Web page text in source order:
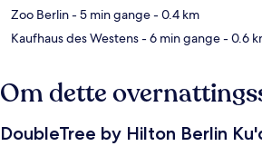
Zoo Berlin- 5 min gange- 0.4 km
Kaufhaus des Westens- 6 min gange- 0.6
Om dette
DoubleTree by Hilton Berlin